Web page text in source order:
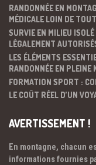
RANDONNÉE EN
MÉDICALE LOIN DE
SURVIE EN MILIEU
LÉGALEMENT
LES ÉLÉMENTS
RANDONNÉE EN PLEINE
FORMATION SPORT :
LE COÛT RÉEL D’UN
AVERTISSEMENT !
En montagne, chacun
informations fournies